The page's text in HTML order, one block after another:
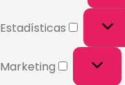
Estadísticas
Marketing